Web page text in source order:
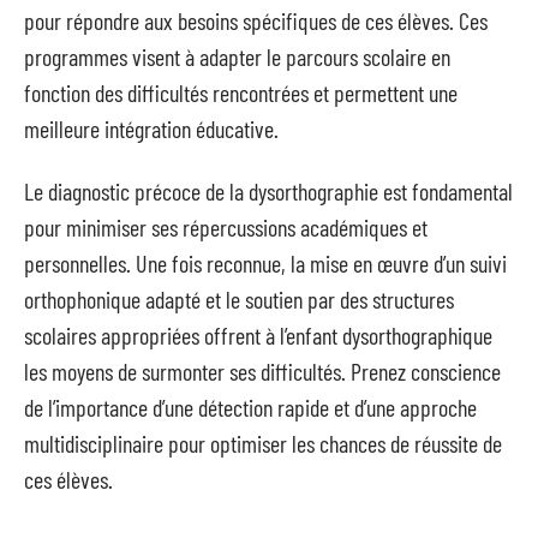
pour répondre aux besoins spécifiques de ces élèves. Ces
programmes visent à adapter le parcours scolaire en
fonction des difficultés rencontrées et permettent une
meilleure intégration éducative.
Le diagnostic précoce de la dysorthographie est fondamental
pour minimiser ses répercussions académiques et
personnelles. Une fois reconnue, la mise en œuvre d’un suivi
orthophonique adapté et le soutien par des structures
scolaires appropriées offrent à l’enfant dysorthographique
les moyens de surmonter ses difficultés. Prenez conscience
de l’importance d’une détection rapide et d’une approche
multidisciplinaire pour optimiser les chances de réussite de
ces élèves.